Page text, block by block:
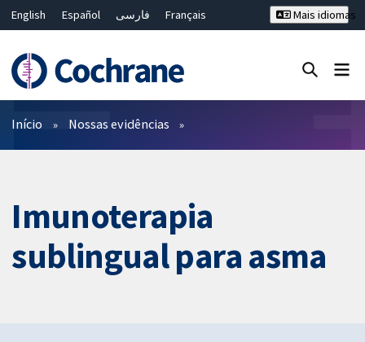
English Español فارسی
Français
Bahasa Malaysia
ไทย 繁體中文
Mais idiomas
Filtros
Início Nossas evidências
Imunoterapia
sublingual para asma